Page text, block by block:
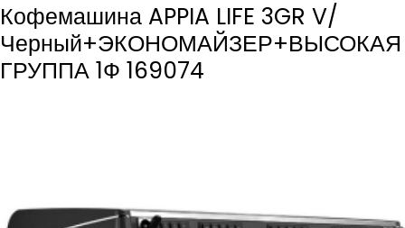
Кофемашина APPIA LIFE 3GR V/
Черный+ЭКОНОМАЙЗЕР+ВЫСОКАЯ
ГРУППА 1Ф 169074